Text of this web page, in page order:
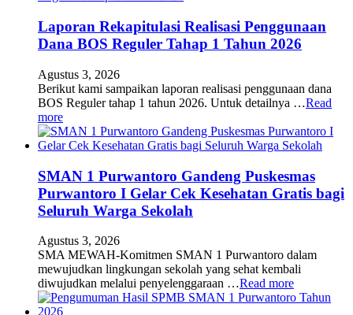
Laporan Rekapitulasi Realisasi Penggunaan
Dana BOS Reguler Tahap 1 Tahun 2026
Agustus 3, 2026
Berikut kami sampaikan laporan realisasi penggunaan dana
BOS Reguler tahap 1 tahun 2026. Untuk detailnya …Read
more
SMAN 1 Purwantoro Gandeng Puskesmas
Purwantoro I Gelar Cek Kesehatan Gratis bagi
Seluruh Warga Sekolah
Agustus 3, 2026
SMA MEWAH-Komitmen SMAN 1 Purwantoro dalam
mewujudkan lingkungan sekolah yang sehat kembali
diwujudkan melalui penyelenggaraan …Read more